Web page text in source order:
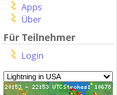
Apps
Über
Für Teilnehmer
Login